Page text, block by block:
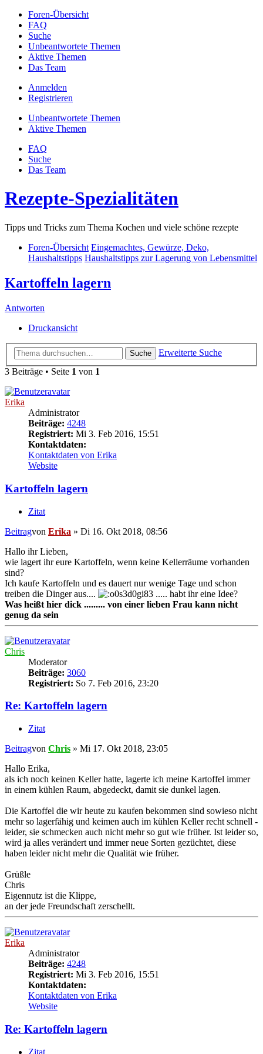
Foren-Übersicht
FAQ
Suche
Unbeantwortete Themen
Aktive Themen
Das Team
Anmelden
Registrieren
Unbeantwortete Themen
Aktive Themen
FAQ
Suche
Das Team
Rezepte-Spezialitäten
Tipps und Tricks zum Thema Kochen und viele schöne rezepte
Foren-Übersicht Eingemachtes, Gewürze, Deko,
Haushaltstipps Haushaltstipps zur Lagerung von Lebensmittel
Kartoffeln lagern
Antworten
Druckansicht
Suche
Erweiterte Suche
3 Beiträge • Seite 1 von 1
Erika
Administrator
Beiträge: 4248
Registriert: Mi 3. Feb 2016, 15:51
Kontaktdaten:
Kontaktdaten von Erika
Website
Kartoffeln lagern
Zitat
Beitragvon Erika » Di 16. Okt 2018, 08:56
Hallo ihr Lieben,
wie lagert ihr eure Kartoffeln, wenn keine Kellerräume vorhanden
sind?
Ich kaufe Kartoffeln und es dauert nur wenige Tage und schon
treiben die Dinger aus....
..... habt ihr eine Idee?
Was heißt hier dick ......... von einer lieben Frau kann nicht
genug da sein
Chris
Moderator
Beiträge: 3060
Registriert: So 7. Feb 2016, 23:20
Re: Kartoffeln lagern
Zitat
Beitragvon Chris » Mi 17. Okt 2018, 23:05
Hallo Erika,
als ich noch keinen Keller hatte, lagerte ich meine Kartoffel immer
in einem kühlen Raum, abgedeckt, damit sie dunkel lagen.
Die Kartoffel die wir heute zu kaufen bekommen sind sowieso nicht
mehr so lagerfähig und keimen auch im kühlen Keller recht schnell -
leider, sie schmecken auch nicht mehr so gut wie früher. Ist leider so,
wird ja alles verändert und immer neue Sorten gezüchtet, diese
haben leider nicht mehr die Qualität wie früher.
Grüßle
Chris
Eigennutz ist die Klippe,
an der jede Freundschaft zerschellt.
Erika
Administrator
Beiträge: 4248
Registriert: Mi 3. Feb 2016, 15:51
Kontaktdaten:
Kontaktdaten von Erika
Website
Re: Kartoffeln lagern
Zitat